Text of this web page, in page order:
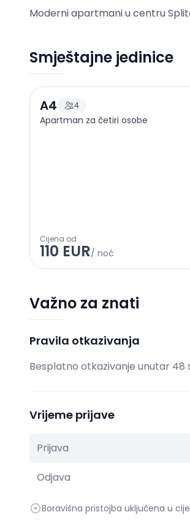
Moderni apartmani u centru
Smještajne jedinice
A4 4
Apartman za četiri osobe
Cijena od
110 EUR/ noć
Važno za znati
Pravila otkazivanja
Besplatno otkazivanje unutar 48
Vrijeme prijave
Prijava
Odjava
Boravišna pristojba uključena u